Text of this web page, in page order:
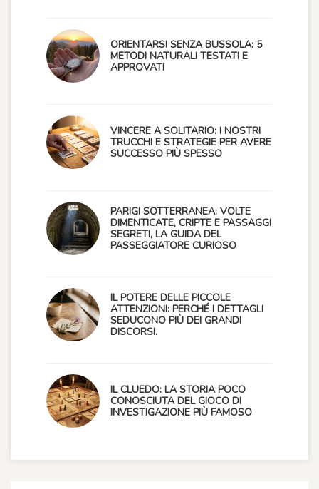
ORIENTARSI SENZA BUSSOLA: 5
METODI NATURALI TESTATI E
APPROVATI
VINCERE A SOLITARIO: I NOSTRI
TRUCCHI E STRATEGIE PER AVERE
SUCCESSO PIÙ SPESSO
PARIGI SOTTERRANEA: VOLTE
DIMENTICATE, CRIPTE E PASSAGGI
SEGRETI, LA GUIDA DEL
PASSEGGIATORE CURIOSO
IL POTERE DELLE PICCOLE
ATTENZIONI: PERCHÉ I DETTAGLI
SEDUCONO PIÙ DEI GRANDI
DISCORSI.
IL CLUEDO: LA STORIA POCO
CONOSCIUTA DEL GIOCO DI
INVESTIGAZIONE PIÙ FAMOSO